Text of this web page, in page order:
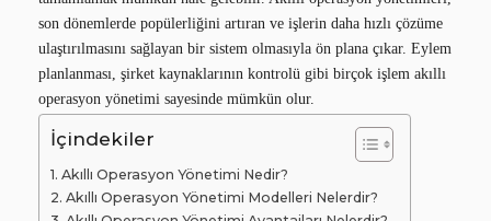
son dönemlerde popülerliğini artıran ve işlerin daha hızlı çözüme
ulaştırılmasını sağlayan bir sistem olmasıyla ön plana çıkar. Eylem
planlanması, şirket kaynaklarının kontrolü gibi birçok işlem akıllı
operasyon yönetimi sayesinde mümkün olur.
İçindekiler
Akıllı Operasyon Yönetimi Nedir?
Akıllı Operasyon Yönetimi Modelleri Nelerdir?